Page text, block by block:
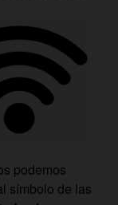
podemos
símbolo de las